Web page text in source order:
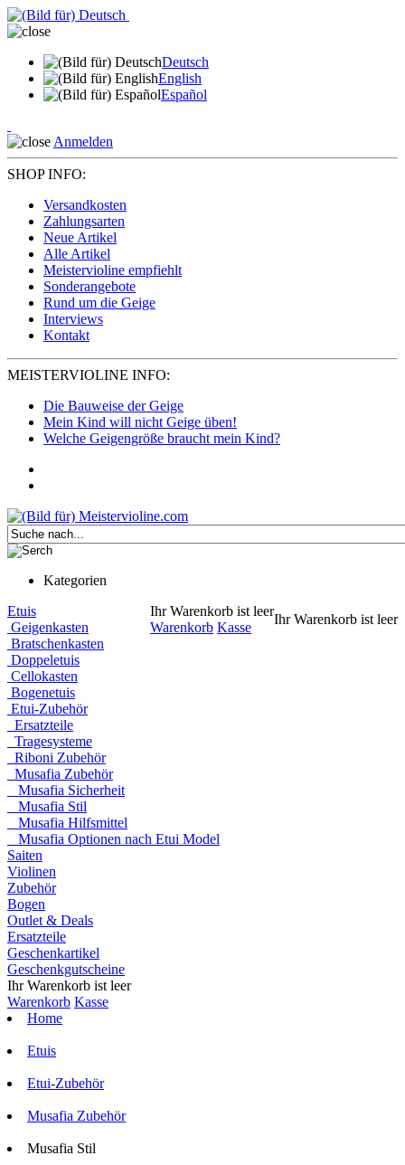
Deutsch
English
Español
Anmelden
SHOP INFO:
Versandkosten
Zahlungsarten
Neue Artikel
Alle Artikel
Meistervioline empfiehlt
Sonderangebote
Rund um die Geige
Interviews
Kontakt
MEISTERVIOLINE INFO:
Die Bauweise der Geige
Mein Kind will nicht Geige üben!
Welche Geigengröße braucht mein Kind?
Kategorien
Ihr Warenkorb ist leer
Warenkorb Kasse
Ihr Warenkorb ist leer
Etuis
Geigenkasten
Bratschenkasten
Doppeletuis
Cellokasten
Bogenetuis
Etui-Zubehör
Ersatzteile
Tragesysteme
Riboni Zubehör
Musafia Zubehör
Musafia Sicherheit
Musafia Stil
Musafia Hilfsmittel
Musafia Optionen nach Etui Model
Saiten
Violinen
Zubehör
Bogen
Outlet & Deals
Ersatzteile
Geschenkartikel
Geschenkgutscheine
Ihr Warenkorb ist leer
Warenkorb Kasse
Home
Etuis
Etui-Zubehör
Musafia Zubehör
Musafia Stil